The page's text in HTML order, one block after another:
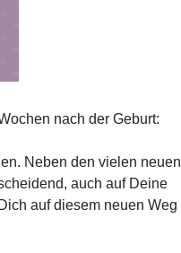
nach der Geburt:
Neben den vielen neuen
auch auf Deine
auf diesem neuen Weg